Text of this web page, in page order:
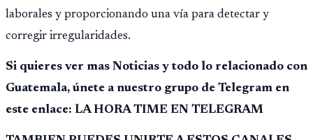
laborales y proporcionando una vía para detectar y
corregir irregularidades.
Si quieres ver mas Noticias y todo lo relacionado con
Guatemala, únete a nuestro grupo de Telegram en
este enlace: LA HORA TIME EN TELEGRAM